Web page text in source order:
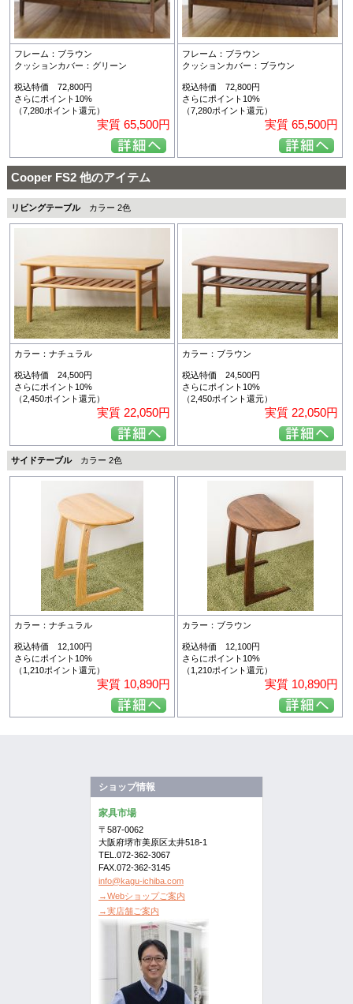
フレーム：ブラウン
クッションカバー：グリーン
税込特価 72,800円
さらにポイント10%
（7,280ポイント還元）
実質 65,500円
フレーム：ブラウン
クッションカバー：ブラウン
税込特価 72,800円
さらにポイント10%
（7,280ポイント還元）
実質 65,500円
Cooper FS2 他のアイテム
リビングテーブルカラー 2色
カラー：ナチュラル
税込特価 24,500円
さらにポイント10%
（2,450ポイント還元）
実質 22,050円
カラー：ブラウン
税込特価 24,500円
さらにポイント10%
（2,450ポイント還元）
実質 22,050円
サイドテーブルカラー 2色
カラー：ナチュラル
税込特価 12,100円
さらにポイント10%
（1,210ポイント還元）
実質 10,890円
カラー：ブラウン
税込特価 12,100円
さらにポイント10%
（1,210ポイント還元）
実質 10,890円
ショップ情報
家具市場
〒587-0062
大阪府堺市美原区太井518-1
TEL.072-362-3067
FAX.072-362-3145
info@kagu-ichiba.com
→Webショップご案内
→実店舗ご案内